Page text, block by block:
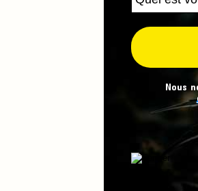
Nous